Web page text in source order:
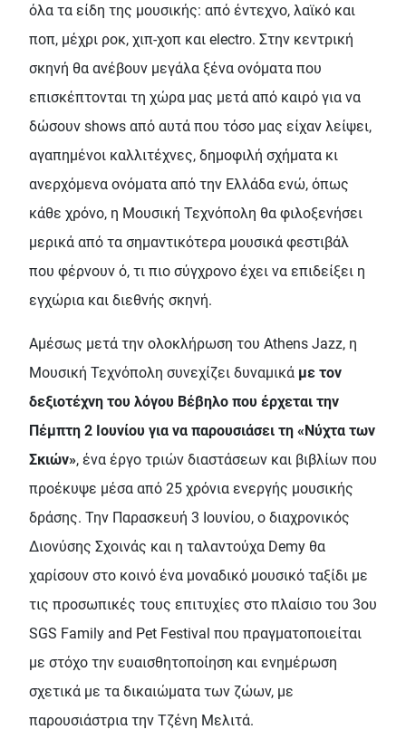
όλα τα είδη της μουσικής: από έντεχνο, λαϊκό και
ποπ, μέχρι ροκ, χιπ-χοπ και electro. Στην κεντρική
σκηνή θα ανέβουν μεγάλα ξένα ονόματα που
επισκέπτονται τη χώρα μας μετά από καιρό για να
δώσουν shows από αυτά που τόσο μας είχαν λείψει,
αγαπημένοι καλλιτέχνες, δημοφιλή σχήματα κι
ανερχόμενα ονόματα από την Ελλάδα ενώ, όπως
κάθε χρόνο, η Μουσική Τεχνόπολη θα φιλοξενήσει
μερικά από τα σημαντικότερα μουσικά φεστιβάλ
που φέρνουν ό, τι πιο σύγχρονο έχει να επιδείξει η
εγχώρια και διεθνής σκηνή.
Αμέσως μετά την ολοκλήρωση του Athens Jazz, η
Μουσική Τεχνόπολη συνεχίζει δυναμικά με τον
δεξιοτέχνη του λόγου Βέβηλο που έρχεται την
Πέμπτη 2 Ιουνίου για να παρουσιάσει τη «Νύχτα των
Σκιών», ένα έργο τριών διαστάσεων και βιβλίων που
προέκυψε μέσα από 25 χρόνια ενεργής μουσικής
δράσης. Την Παρασκευή 3 Ιουνίου, ο διαχρονικός
Διονύσης Σχοινάς και η ταλαντούχα Demy θα
χαρίσουν στο κοινό ένα μοναδικό μουσικό ταξίδι με
τις προσωπικές τους επιτυχίες στο πλαίσιο του 3ου
SGS Family and Pet Festival που πραγματοποιείται
με στόχο την ευαισθητοποίηση και ενημέρωση
σχετικά με τα δικαιώματα των ζώων, με
παρουσιάστρια την Τζένη Μελιτά.